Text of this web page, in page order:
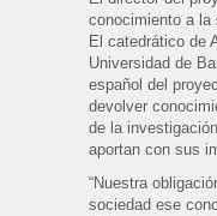
conocimiento a la
El catedrático de
Universidad de
español del
devolver
de la
aportan con sus
“Nuestra
sociedad ese